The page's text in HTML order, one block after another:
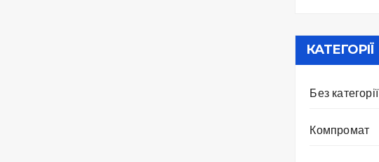
КАТЕГОРІЇ
Без категорії
Компромат